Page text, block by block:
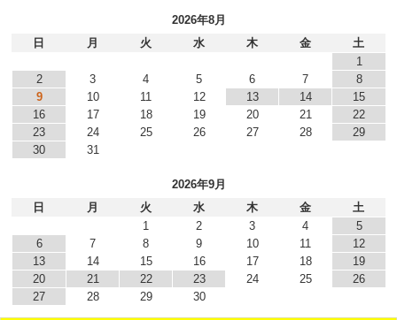
2026年8月
日
月 火 水 木 金
土
1
2
3 4 5 6 7
8
9
10 11 12 13 14
15
16
17 18 19 20 21
22
23
24 25 26 27 28
29
30
31
2026年9月
日
月 火 水 木 金
土
1
2 3 4
5
6
7 8 9 10 11
12
13
14 15 16 17 18
19
20
21 22 23 24 25
26
27
28 29 30